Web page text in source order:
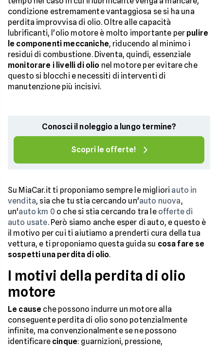
condizione estremamente vantaggiosa se si ha una
perdita improvvisa di olio. Oltre alle capacità
lubrificanti, l'olio motore è molto importante per pulire
le componenti meccaniche, riducendo al minimo i
residui di combustione. Diventa, quindi, essenziale
monitorare i livelli di olio nel motore per evitare che
questo si blocchi e necessiti di interventi di
manutenzione più incisivi.
Conosci il noleggio a lungo termine?
Scopri le offerte!
Su MiaCar.it ti proponiamo sempre le migliori auto in
vendita, sia che tu stia cercando un'auto nuova,
un'auto km 0 o che si stia cercando tra le offerte di
auto usate. Però siamo anche esper di auto, e questo è
il motivo per cui ti aiutiamo a prenderti cura della tua
vettura, e ti proponiamo questa guida su cosa fare se
sospetti una perdita di olio.
I motivi della perdita di olio
motore
Le cause che possono indurre un motore alla
conseguente perdita di olio sono potenzialmente
infinite, ma convenzionalmente se ne possono
identificare cinque: guarnizioni, pressione,